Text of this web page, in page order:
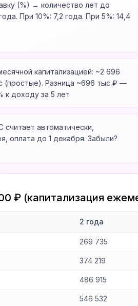
(%) → количество лет до
При 10%: 7,2 года. При 5%: 14,4
капитализацией: ~2 696
(простые). Разница ~696 тыс ₽ —
к доходу за 5 лет
автоматически,
оплата до 1 декабря. Забыли?
₽ (капитализация
2 года
269 735
374 219
486 915
546 532